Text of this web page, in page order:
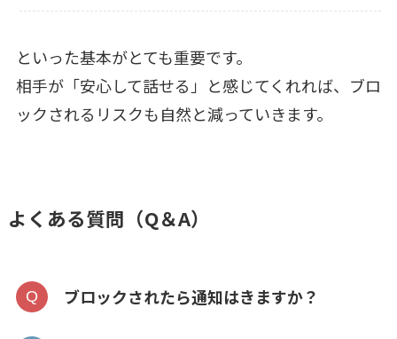
といった基本がとても重要です。
相手が「安心して話せる」と感じてくれれば、ブロ
ックされるリスクも自然と減っていきます。
よくある質問（Q＆A）
ブロックされたら通知はきますか？